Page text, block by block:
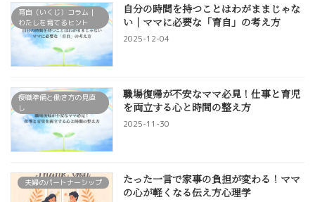
育自（いくじ）コラム｜
わたしを育てるヒント
自分の時間を持つことはわがままじゃな
い｜ママに必要な「育自」の考え方
2025-12-04
復職準備と働き方の見直
し
職場復帰が不安なママ必見！仕事と育児
を両立する心と時間の整え方
2025-11-30
夫婦のパートナーシップ
たった一言で家事の負担が変わる！ママ
の心が軽くなる伝え方心理学